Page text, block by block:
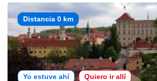
Distancia 0 km
Yo estuve ahí Quiero ir allí